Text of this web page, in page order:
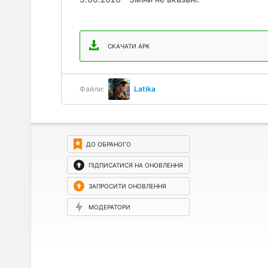
СКАЧАТИ APK
Файли: Latika
ДО ОБРАНОГО
ПІДПИСАТИСЯ НА ОНОВЛЕННЯ
ЗАПРОСИТИ ОНОВЛЕННЯ
МОДЕРАТОРИ